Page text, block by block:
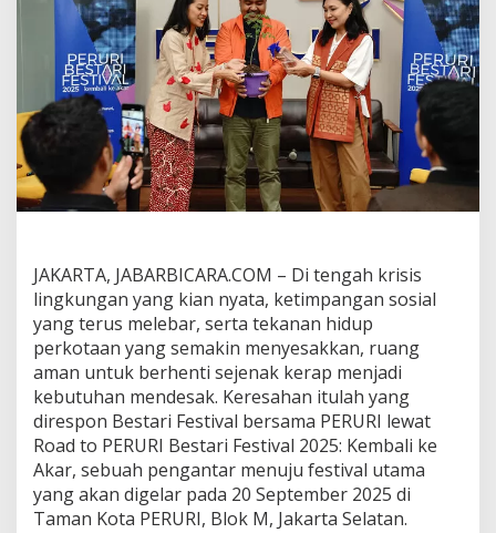
t
a
r
i
F
e
s
t
i
v
0
2
5
:
e
m
b
a
l
i
k
e
JAKARTA, JABARBICARA.COM – Di tengah krisis
lingkungan yang kian nyata, ketimpangan sosial
yang terus melebar, serta tekanan hidup
perkotaan yang semakin menyesakkan, ruang
aman untuk berhenti sejenak kerap menjadi
kebutuhan mendesak. Keresahan itulah yang
direspon Bestari Festival bersama PERURI lewat
Road to PERURI Bestari Festival 2025: Kembali ke
Akar, sebuah pengantar menuju festival utama
yang akan digelar pada 20 September 2025 di
Taman Kota PERURI, Blok M, Jakarta Selatan.